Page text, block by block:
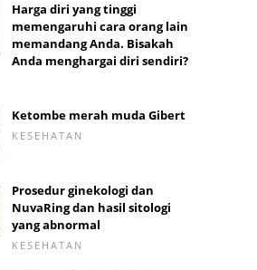
Harga diri yang tinggi
memengaruhi cara orang lain
memandang Anda. Bisakah
Anda menghargai diri sendiri?
Ketombe merah muda Gibert
KESEHATAN
Prosedur ginekologi dan
NuvaRing dan hasil sitologi
yang abnormal
KESEHATAN